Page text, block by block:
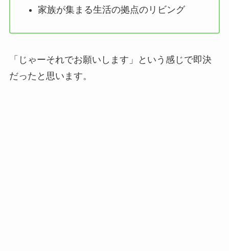
家族が集まる生活の拠点のリビング
「じゃーそれでお願いします」という感じで即決
だったと思います。